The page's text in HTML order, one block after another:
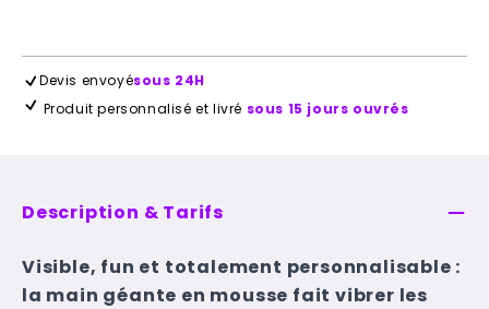
Devis envoyésous 24H
Produit personnalisé et livré sous 15 jours ouvrés
Description & Tarifs
Visible, fun et totalement personnalisable :
la main géante en mousse fait vibrer les